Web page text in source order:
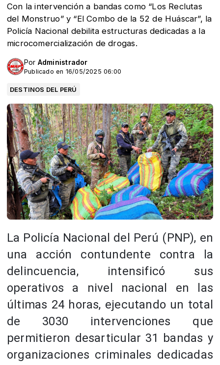
Con la intervención a bandas como “Los Reclutas
del Monstruo” y “El Combo de la 52 de Huáscar”, la
Policía Nacional debilita estructuras dedicadas a la
microcomercialización de drogas.
Por Administrador
Publicado en 16/05/2025 06:00
DESTINOS DEL PERÚ
La Policía Nacional del Perú (PNP), en
una acción contundente contra la
delincuencia, intensificó sus
operativos a nivel nacional en las
últimas 24 horas, ejecutando un total
de 3030 intervenciones que
permitieron desarticular 31 bandas y
organizaciones criminales dedicadas